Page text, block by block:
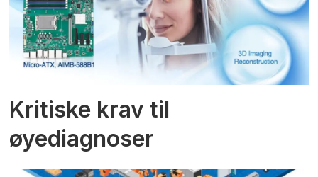
Kritiske krav til
øyediagnoser